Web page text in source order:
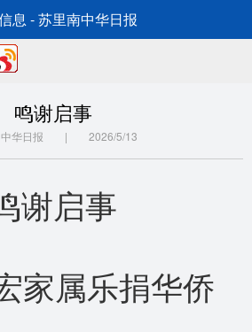
息 - 苏里南中华日报
鸣谢启事
中华日报 | 2026/5/13
谢启事
家属乐捐华侨